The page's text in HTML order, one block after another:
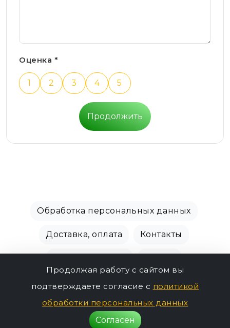
14480р.
Нет в наличии
Оценка *
1 2 3 4 5
Продолжить
Обработка персональных данных
Доставка, оплата Контакты
Продолжая работу с сайтом вы
подтверждаете согласие с политикой
обработки персональных данных
Согласен